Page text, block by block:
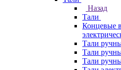
Назад
Тали
Концевые
Тали
Тали
Тали